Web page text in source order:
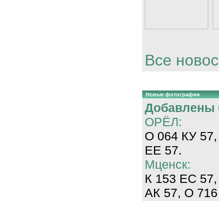
Все
Новые фотографии
Добавлены
ОРЁЛ:
О 064 КУ
ЕЕ 57.
Мценск:
К 153 ЕС
АК 57, О